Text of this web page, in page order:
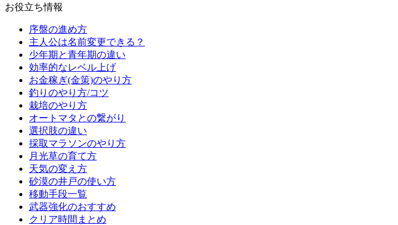
お役立ち情報
序盤の進め方
主人公は名前変更できる？
少年期と青年期の違い
効率的なレベル上げ
お金稼ぎ(金策)のやり方
釣りのやり方/コツ
栽培のやり方
オートマタとの繋がり
選択肢の違い
採取マラソンのやり方
月光草の育て方
天気の変え方
砂漠の井戸の使い方
移動手段一覧
武器強化のおすすめ
クリア時間まとめ